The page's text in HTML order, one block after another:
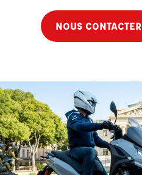
NOUS CONTACTER